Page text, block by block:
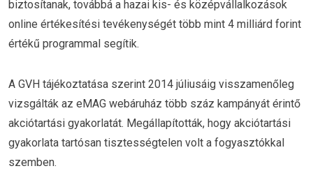
biztosítanak, továbbá a hazai kis- és középvállalkozások
online értékesítési tevékenységét több mint 4 milliárd forint
értékű programmal segítik.
A GVH tájékoztatása szerint 2014 júliusáig visszamenőleg
vizsgálták az eMAG webáruház több száz kampányát érintő
akciótartási gyakorlatát. Megállapították, hogy akciótartási
gyakorlata tartósan tisztességtelen volt a fogyasztókkal
szemben.